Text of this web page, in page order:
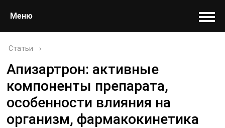
Меню
Статьи ›
Апизартрон: активные
компоненты препарата,
особенности влияния на
организм, фармакокинетика